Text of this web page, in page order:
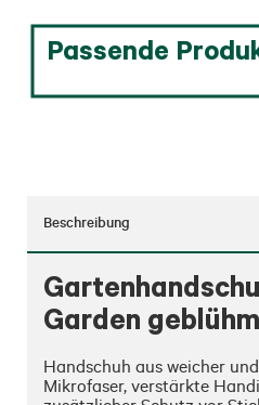
Passende
Beschreibung
Garden
Handschuh aus weicher
Mikrofaser, verstärkte